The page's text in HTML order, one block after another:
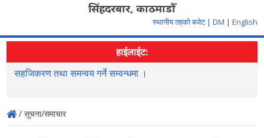
सिंहदरबार, काठमाडौँ
स्थानीय तहको बजेट | DM | English
हाईलाईट:
सहजिकरण तथा समन्वय गर्ने सम्वन्धमा ।
/ सूचना/समाचार